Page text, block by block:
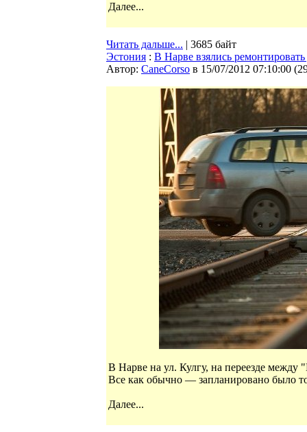
Далее...
Читать дальше... | 3685 байт
Эстония : В Нарве взялись
Автор: CaneCorso в 15/07/2012 07:10:00 (
В Нарве на ул. Кулгу, на переезде между
Все как обычно — запланировано было
Далее...